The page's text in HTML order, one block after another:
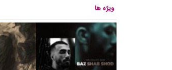
ویژه ها